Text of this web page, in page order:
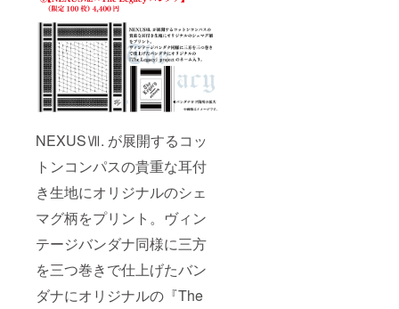
NEXUSⅦ. が展開するコッ
トンコンパスの貴重な耳付
き生地にオリジナルのシェ
マグ柄をプリント。ヴィン
テージバンダナ同様に三方
を三つ巻きで仕上げたバン
ダナにオリジナルの『The